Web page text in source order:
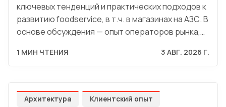
ключевых тенденций и практических подходов к
развитию foodservice, в т.ч. в магазинах на АЗС. В
основе обсуждения — опыт операторов рынка,…
1 МИН ЧТЕНИЯ 3 АВГ. 2026 Г.
Архитектура Клиентский опыт